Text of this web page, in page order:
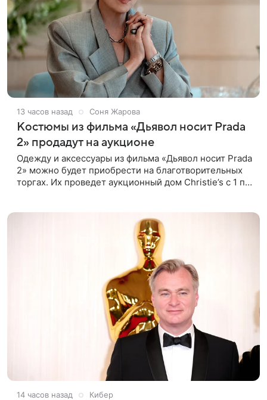
13 часов назад Соня Жарова
Костюмы из фильма «Дьявол носит Prada
2» продадут на аукционе
Одежду и аксессуары из фильма «Дьявол носит Prada
2» можно будет приобрести на благотворительных
торгах. Их проведет аукционный дом Christie’s с 1 по
14 часов назад Кибер